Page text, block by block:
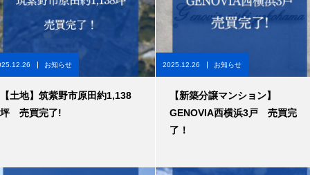
お知らせ
【土地】筑紫野市原田約1,138
坪 売買完了!
2025.12.26 お知らせ
【新築分譲マンション】
GENOVIA西横浜3戸 売買完
了！